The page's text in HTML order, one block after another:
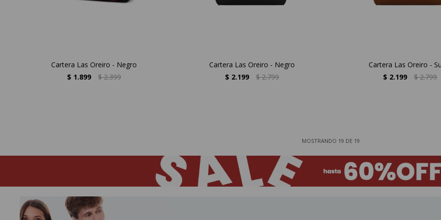
Cartera Las Oreiro - Negro
$ 1.899 $ 2.399
Cartera Las Oreiro - Negro
$ 2.199 $ 2.799
Cartera Las Oreiro -
$ 2.199 $ 2.799
MOSTRANDO 19 DE 19